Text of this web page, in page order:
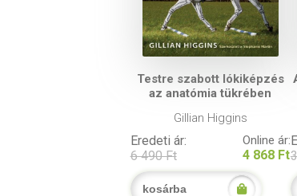
Testre szabott lókiképzés
az anatómia tükrében
Gillian Higgins
Eredeti ár:
6 490 Ft
Online ár:
4 868 Ft
kosárba